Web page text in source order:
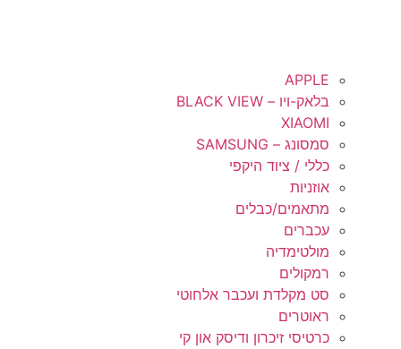
APPLE
בלאק-ויו – BLACK VIEW
XIAOMI
סמסונג – SAMSUNG
כללי / ציוד היקפי
אוזניות
מתאמים/כבלים
עכברים
מולטימדיה
רמקולים
סט מקלדת ועכבר אלחוטי
ראוטרים
כרטיסי זיכרון ודיסק און קי